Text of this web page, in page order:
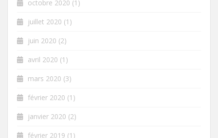
octobre 2020 (1)
juillet 2020 (1)
juin 2020 (2)
avril 2020 (1)
mars 2020 (3)
février 2020 (1)
janvier 2020 (2)
février 2019 (1)